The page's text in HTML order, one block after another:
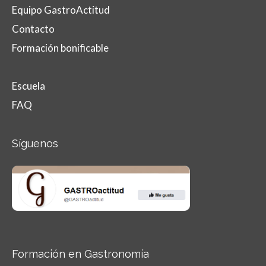
Equipo GastroActitud
Contacto
Formación bonificable
Escuela
FAQ
Síguenos
Formación en Gastronomía